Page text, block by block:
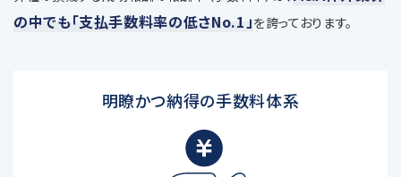
の中でも「支払手数料率の低さNo.1」を誇っております。
明瞭かつ納得の手数料体系